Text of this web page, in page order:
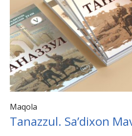
Maqola
Tanazzul. Saʼdixon